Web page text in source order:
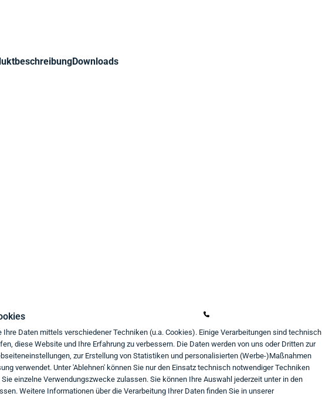
Downloads
Datenschutz
AGB
Widerrufsrecht
Impressum
shop@think-about.it
Kontaktieren Sie uns
Folgen Sie uns:
in
Daten mittels verschiedener Techniken (u.a. Cookies). Einige Verarbeitungen sind technisch
diese Website und Ihre Erfahrung zu verbessern. Die Daten werden von uns oder Dritten zur
zur Erstellung von Statistiken und personalisierten (Werbe-)Maßnahmen
verwendet. Unter 'Ablehnen' können Sie nur den Einsatz technisch notwendiger Techniken
Sie einzelne Verwendungszwecke zulassen. Sie können Ihre Auswahl jederzeit unter in den
Weitere Informationen über die Verarbeitung Ihrer Daten finden Sie in unserer